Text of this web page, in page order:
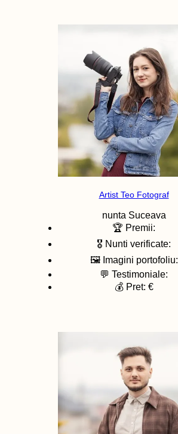
Artist Teo Fotograf
nunta Suceava
🏆 Premii:
🎖️ Nunti verificate:
🖼️ Imagini portofoliu:
💬 Testimoniale:
💰 Pret: €